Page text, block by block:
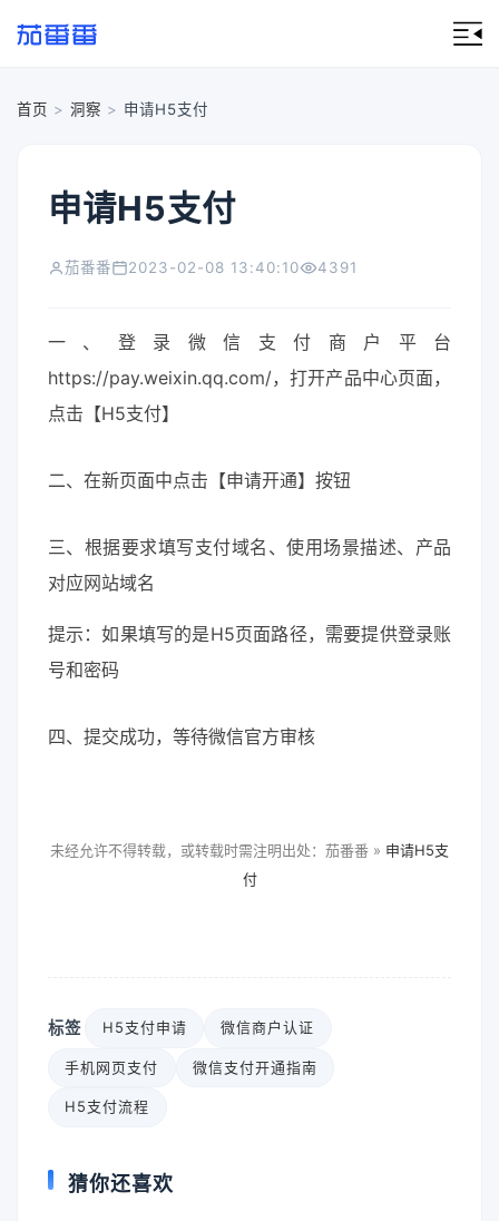
首页 > 洞察 > 申请H5支付
申请H5支付
茄番番 2023-02-08 13:40:10 4391
一、登录微信支付商户平台
https://pay.weixin.qq.com/，打开产品中心页面，
点击【H5支付】
二、在新页面中点击【申请开通】按钮
三、根据要求填写支付域名、使用场景描述、产品
对应网站域名
提示：如果填写的是H5页面路径，需要提供登录账
号和密码
四、提交成功，等待微信官方审核
未经允许不得转载，或转载时需注明出处：茄番番 » 申请H5支
付
标签 H5支付申请 微信商户认证
手机网页支付 微信支付开通指南
H5支付流程
猜你还喜欢